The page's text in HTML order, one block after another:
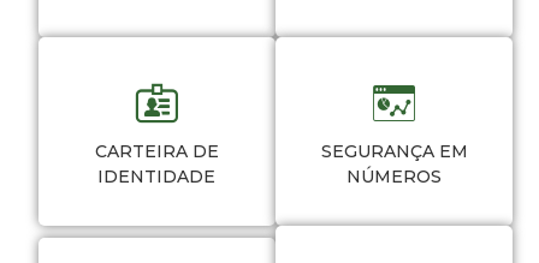
CARTEIRA DE
IDENTIDADE
SEGURANÇA EM
NÚMEROS